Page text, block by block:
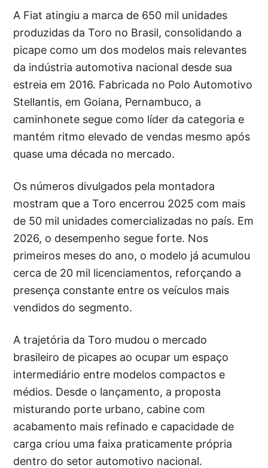
A Fiat atingiu a marca de 650 mil unidades
produzidas da Toro no Brasil, consolidando a
picape como um dos modelos mais relevantes
da indústria automotiva nacional desde sua
estreia em 2016. Fabricada no Polo Automotivo
Stellantis, em Goiana, Pernambuco, a
caminhonete segue como líder da categoria e
mantém ritmo elevado de vendas mesmo após
quase uma década no mercado.
Os números divulgados pela montadora
mostram que a Toro encerrou 2025 com mais
de 50 mil unidades comercializadas no país. Em
2026, o desempenho segue forte. Nos
primeiros meses do ano, o modelo já acumulou
cerca de 20 mil licenciamentos, reforçando a
presença constante entre os veículos mais
vendidos do segmento.
A trajetória da Toro mudou o mercado
brasileiro de picapes ao ocupar um espaço
intermediário entre modelos compactos e
médios. Desde o lançamento, a proposta
misturando porte urbano, cabine com
acabamento mais refinado e capacidade de
carga criou uma faixa praticamente própria
dentro do setor automotivo nacional.